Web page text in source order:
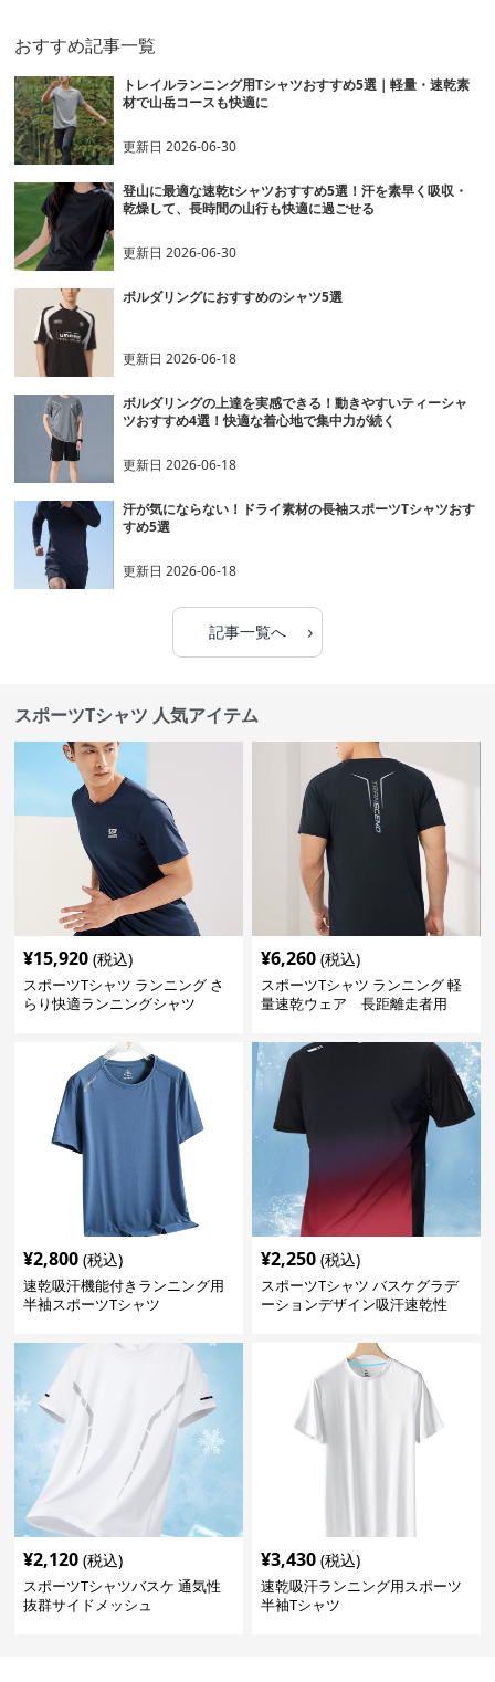
おすすめ記事一覧
トレイルランニング用Tシャツおすすめ5選｜軽量・速乾素
材で山岳コースも快適に
更新日2026-06-30
登山に最適な速乾tシャツおすすめ5選！汗を素早く吸収・
乾燥して、長時間の山行も快適に過ごせる
更新日2026-06-30
ボルダリングにおすすめのシャツ5選
更新日2026-06-18
ボルダリングの上達を実感できる！動きやすいティーシャ
ツおすすめ4選！快適な着心地で集中力が続く
更新日2026-06-18
汗が気にならない！ドライ素材の長袖スポーツTシャツおす
すめ5選
更新日2026-06-18
記事一覧へ ›
スポーツTシャツ 人気アイテム
¥15,920 (税込)
スポーツTシャツ ランニング さ
らり快適ランニングシャツ
¥6,260 (税込)
スポーツTシャツ ランニング 軽
量速乾ウェア 長距離走者用
¥2,800 (税込)
速乾吸汗機能付きランニング用
半袖スポーツTシャツ
¥2,250 (税込)
スポーツTシャツ バスケグラデ
ーションデザイン吸汗速乾性
¥2,120 (税込)
スポーツTシャツバスケ 通気性
抜群サイドメッシュ
¥3,430 (税込)
速乾吸汗ランニング用スポーツ
半袖Tシャツ